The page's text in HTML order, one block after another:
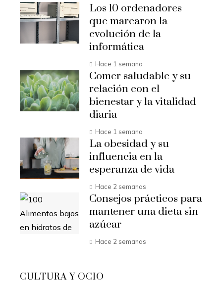
Los 10 ordenadores
que marcaron la
evolución de la
informática
Hace 1 semana
Comer saludable y su
relación con el
bienestar y la vitalidad
diaria
Hace 1 semana
La obesidad y su
influencia en la
esperanza de vida
Hace 2 semanas
Consejos prácticos para
mantener una dieta sin
azúcar
Hace 2 semanas
CULTURA Y OCIO